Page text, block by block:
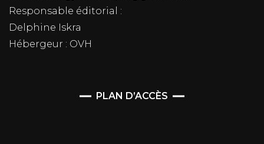
Responsable éditorial :
Delphine Iskra
Hébergeur : OVH
PLAN D’ACCÈS